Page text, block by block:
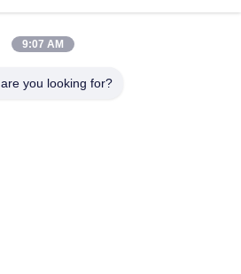
66035560
9:07 AM
you looking for?